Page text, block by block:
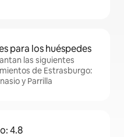
para los huéspedes
las siguientes
de Estrasburgo:
y Parrilla
4.8